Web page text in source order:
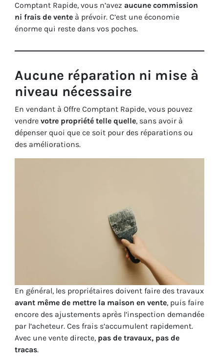
Comptant Rapide, vous n’avez aucune commission
ni frais de vente à prévoir. C’est une économie
énorme qui reste dans vos poches.
Aucune réparation ni mise à
niveau nécessaire
En vendant à Offre Comptant Rapide, vous pouvez
vendre votre propriété telle quelle, sans avoir à
dépenser quoi que ce soit pour des réparations ou
des améliorations.
En général, les propriétaires doivent faire des travaux
avant même de mettre la maison en vente, puis faire
encore des ajustements après l’inspection demandée
par l’acheteur. Ces frais s’accumulent rapidement.
Avec une vente directe, pas de travaux, pas de
tracas.